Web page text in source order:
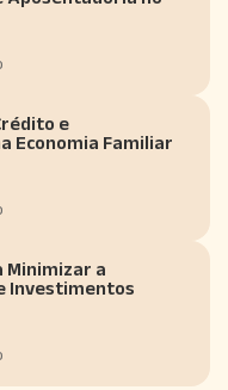
e
Economia Familiar
Minimizar a
Investimentos